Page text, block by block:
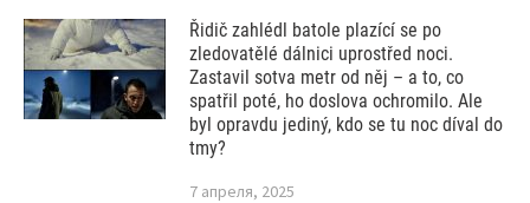
Řidič zahlédl batole plazící se po
zledovatělé dálnici uprostřed noci.
Zastavil sotva metr od něj – a to, co
spatřil poté, ho doslova ochromilo. Ale
byl opravdu jediný, kdo se tu noc díval do
tmy?
7 апреля, 2025